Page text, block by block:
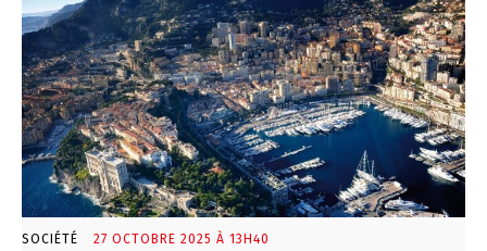
SOCIÉTÉ 27 OCTOBRE 2025 À 13H40